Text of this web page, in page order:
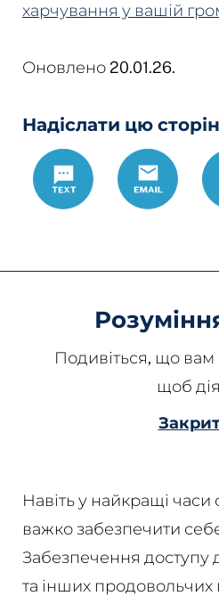
харчування у вашій
Оновлено 20.01.26.
Надіслати цю
Text
Email
Подивіться, що вам
щоб
Навіть у найкращі
важко забезпечити
Забезпечення доступу
та інших продовольчих